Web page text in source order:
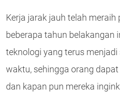
Kerja jarak jauh telah
beberapa tahun belakangan
teknologi yang terus
waktu, sehingga orang
dan kapan pun mereka